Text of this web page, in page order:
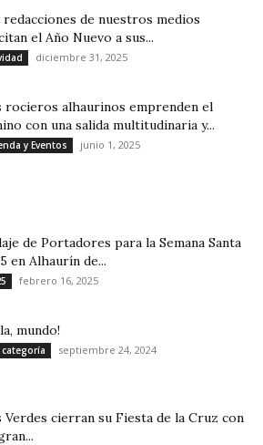
redacciones de nuestros medios
el Año Nuevo a sus...
diciembre 31, 2025
rocieros alhaurinos emprenden el
con una salida multitudinaria y...
y Eventos junio 1, 2025
de Portadores para la Semana Santa
en Alhaurín de...
febrero 16, 2025
mundo!
categoría septiembre 24, 2024
Verdes cierran su Fiesta de la Cruz con